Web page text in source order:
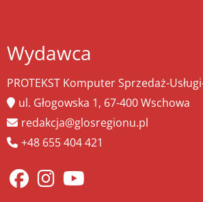
Wydawca
PROTEKST Komputer Sprzedaż-
ul. Głogowska 1, 67-400 Wschowa
redakcja@glosregionu.pl
+48 655 404 421